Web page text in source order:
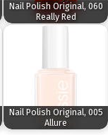
Nail Polish Original, 060
Really Red
Nail Polish Original, 005
Allure